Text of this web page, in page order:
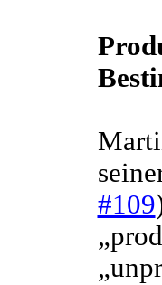
#109